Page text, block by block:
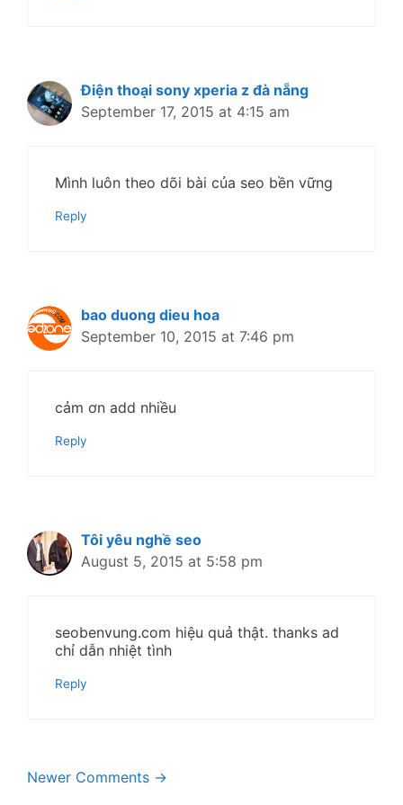
Điện thoại sony xperia z đà nẵng
September 17, 2015 at 4:15 am
Mình luôn theo dõi bài của seo bền vững
Reply
bao duong dieu hoa
September 10, 2015 at 7:46 pm
cảm ơn add nhiều
Reply
Tôi yêu nghề seo
August 5, 2015 at 5:58 pm
seobenvung.com hiệu quả thật. thanks ad
chỉ dẫn nhiệt tình
Reply
Comment
Newer Comments →